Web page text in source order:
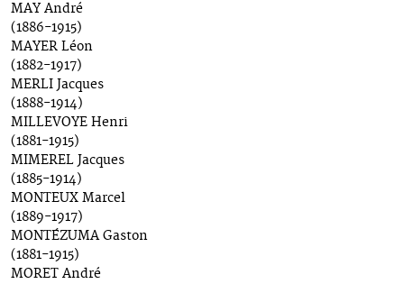
MAY André
(1886-1915)
MAYER Léon
(1882-1917)
MERLI Jacques
(1888-1914)
MILLEVOYE Henri
(1881-1915)
MIMEREL Jacques
(1885-1914)
MONTEUX Marcel
(1889-1917)
MONTÉZUMA Gaston
(1881-1915)
MORET André